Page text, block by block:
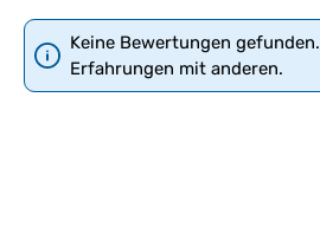
Keine Bewertungen
Erfahrungen mit anderen.